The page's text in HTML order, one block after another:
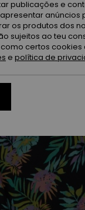
publicações e
os produtos dos
sujeitos ao teu
certos
e política de